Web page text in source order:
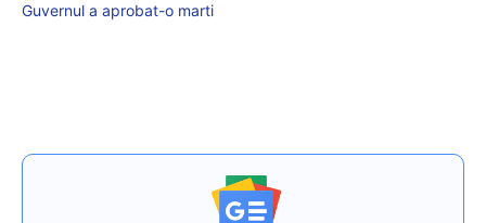
Guvernul a aprobat-o marti